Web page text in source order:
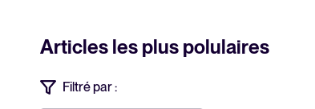
Articles les plus polulaires
Filtré par :